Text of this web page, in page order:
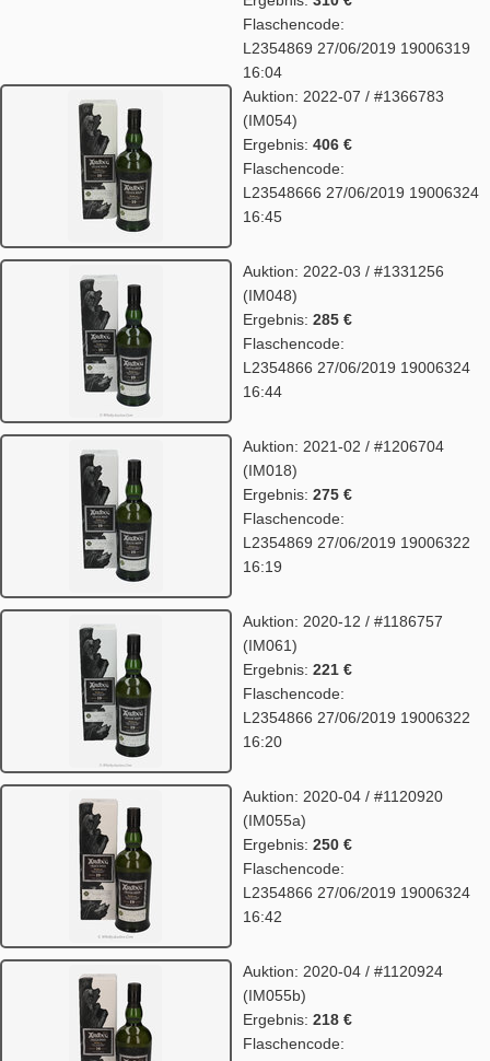
Flaschencode:
L2354869 27/06/2019 19006319
16:04
Auktion: 2022-07 / #1366783
(IM054)
Ergebnis: 406 €
Flaschencode:
L23548666 27/06/2019 19006324
16:45
Auktion: 2022-03 / #1331256
(IM048)
Ergebnis: 285 €
Flaschencode:
L2354866 27/06/2019 19006324
16:44
Auktion: 2021-02 / #1206704
(IM018)
Ergebnis: 275 €
Flaschencode:
L2354869 27/06/2019 19006322
16:19
Auktion: 2020-12 / #1186757
(IM061)
Ergebnis: 221 €
Flaschencode:
L2354866 27/06/2019 19006322
16:20
Auktion: 2020-04 / #1120920
(IM055a)
Ergebnis: 250 €
Flaschencode:
L2354866 27/06/2019 19006324
16:42
Auktion: 2020-04 / #1120924
(IM055b)
Ergebnis: 218 €
Flaschencode: